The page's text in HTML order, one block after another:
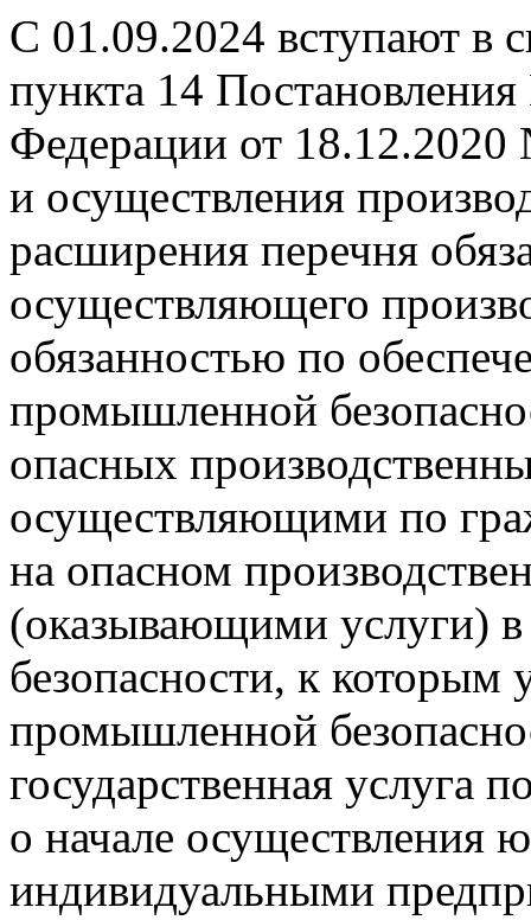
С 01.09.2024 вступают в
пункта 14
Федерации от
и осуществления
расширения перечня
осуществляющего
обязанностью по
промышленной
опасных
осуществляющими по
на опасном
(оказывающими услуги)
безопасности, к которым
промышленной
государственная услуга
о начале осуществления
индивидуальными